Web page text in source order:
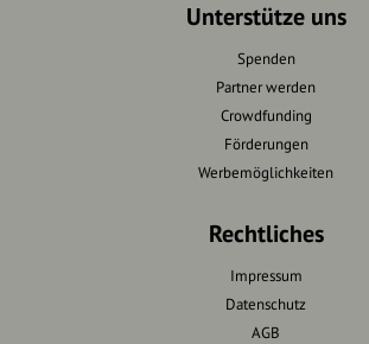
Unterstütze uns
Spenden
Partner werden
Crowdfunding
Förderungen
Werbemöglichkeiten
Rechtliches
Impressum
Datenschutz
AGB